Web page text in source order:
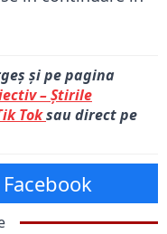
și pe pagina
– Știrile
Toksau direct pe